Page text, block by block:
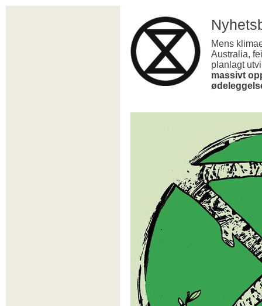
Mens
Australia,
planlagt
massivt